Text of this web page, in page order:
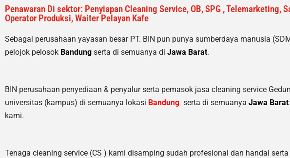
Penawaran Di sektor: Penyiapan Cleaning Service, OB, SPG , Telemarketing,
Operator Produksi, Waiter Pelayan Kafe
Sebagai perusahaan yayasan besar PT. BIN pun punya sumberdaya manusia
pelojok pelosok Bandung serta di semuanya di Jawa Barat.
BIN perusahaan penyediaan & penyalur serta pemasok jasa cleaning service
universitas (kampus) di semuanya lokasi Bandung serta di semuanya Jawa Barat
kami.
Tenaga cleaning service (CS ) kami disamping sudah profesional dan handal